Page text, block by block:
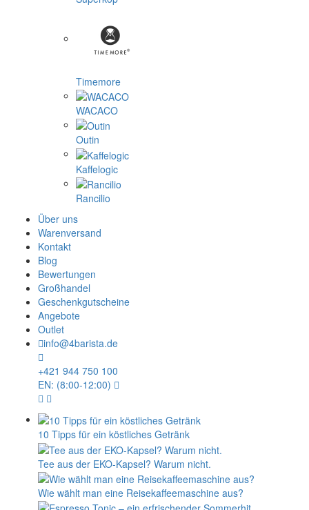
Timemore
WACACO
Outin
Kaffelogic
Rancilio
Über uns
Warenversand
Kontakt
Blog
Bewertungen
Großhandel
Geschenkgutscheine
Angebote
Outlet
info@4barista.de
+421 944 750 100
EN: (8:00-12:00)
10 Tipps für ein köstliches Getränk
Tee aus der EKO-Kapsel? Warum nicht.
Wie wählt man eine Reisekaffeemaschine aus?